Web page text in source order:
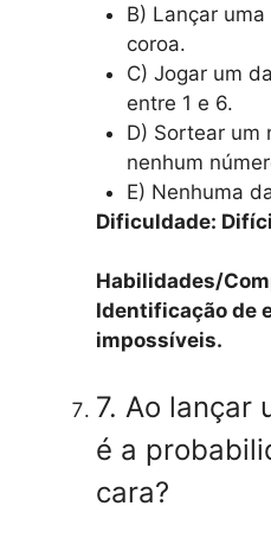
B) Lançar
coroa.
C) Jogar um
entre 1 e 6.
D) Sortear um
nenhum
E) Nenhuma
Dificuldade:
Habilidades/
Identificação de
impossíveis.
7. Ao lançar
é a
cara?